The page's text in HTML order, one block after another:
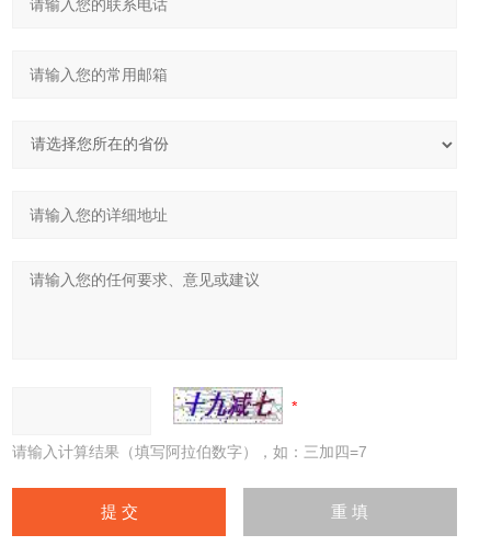
请输入计算结果（填写阿拉伯数字），如：三加四=7